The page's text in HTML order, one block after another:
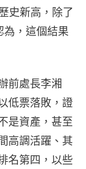
史新高，除了
為，這個結果
前處長李湘
低票落敗，證
是資產，甚至
高調活躍、其
名第四，以些